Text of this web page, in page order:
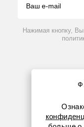
Контакты
Нажимая кнопку,